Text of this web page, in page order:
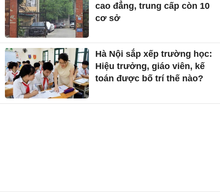
cao đẳng, trung cấp còn 10
cơ sở
Hà Nội sắp xếp trường học:
Hiệu trưởng, giáo viên, kế
toán được bố trí thế nào?